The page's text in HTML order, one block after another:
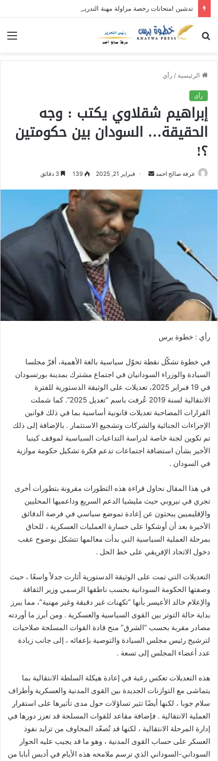
تدشين امتحانات رخصة مزاولة مهنة التدريس بمحلية حلفا الجديدة
الرئيسية / رأي
رأي
إبراهيم شقلاوي يكتب : وجه
الحقيقة… السودان بين حكومتين
؟!
عرفة صالح احمد
ر
ي
ا
فبراير 21, 2025 139
رأي : خطوة برس
في خطوة تشكّل نقطة تحوّل سياسية بالغة الأهمية، أقرّ مجلسا
السيادة والوزراء السودانيان في اجتماع مشترك بمدينة بورتسودان
في 19 فبراير 2025، تعديلات على الوثيقة الدستورية للفترة
الانتقالية لسنة 2019 عُرفت باسم “تعديل 2025”. كما شملت
القرارات المصاحبة تعديلات قانونية أساسية بما في ذلك قوانين
الإجراءات الجنائية والشركات وتشجيع الاستثمار . بالإضافة إلى ذلك
تم تكوين لجنة خاصة لدراسة التداعيات السياسية لموقف كينيا
الأخير بشأن استضافة اجتماعات تدعم فكرة تشكيل حكومة موازية
في السودان .
في هذا المقال نحاول قراءة هذه التطورات مقرونة بتطورات أخرى
تجري في نيروبي حيث مليشيا الدعم السريع وداعميها المحليين
والإقليميين يبحثون عن إعادة تموضع سياسي في فرصة الدقائق
الأخيرة بعد أن أوشكوا على خسارة العمليات العسكرية ، للحاق
بمرحلة العملية السياسية التي بدأت معالمها تتشكل بوضوح عقب
دخول الاتحاد الإفريقي على خط الحل .
التعديلات التي تمت على الوثيقة الدستورية أثارت جدلاً واسعًا ، حيث
وصفتها الحكومة السودانية بحسب ناطقها الرسمي وزير الثقافة
والإعلام خالد الأعيسر بأنها “تكهنات غير دقيقة وغير مهنية”، مما يبرز
بداية حالة التوتر بين القوى السياسية والعسكرية . ومن أبرز ما أوردته
مصادر مقربة بحسب “الشرق” منح قادة القوات المسلحة صلاحيات
لترشيح رئيس مجلس السيادة والتوصية بإعفائه ، إلى جانب زيادة
عدد أعضاء المجلس إلى تسعة .
هذه التعديلات تعكس رغبة في إعادة هيكلة السلطة الانتقالية بما
يتماشى مع التوازنات الجديدة بين القوى المدنية والعسكرية وأطراف
سلام جوبا ، لكنها أيضًا تثير تساؤلات حول مدى تأثيرها على استقرار
العملية الانتقالية . فإضافة مقاعد للقوات المسلحة قد تعزز دورها في
إدارة المرحلة الانتقالية ، لكنها قد تُصعّد المخاوف من تزايد نفوذ
العسكر على حساب القوى المدنية ، وهو ما قد يجيب عليه الحوار
السوداني-السوداني الذي ترسم ملامحه هذه الأيام في أديس أبابا من